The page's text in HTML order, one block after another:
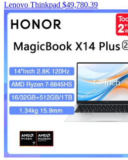
Lenovo Thinkpad $49,780.39